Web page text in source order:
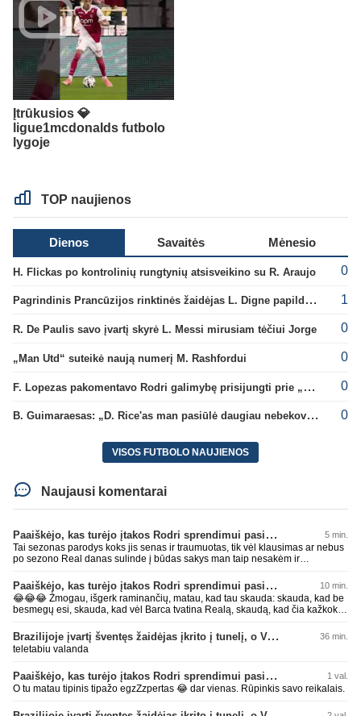
Įtrūkusios 💎
ligue1mcdonalds futbolo
lygoje
TOP naujienos
Dienos Savaitės Mėnesio
H. Flickas po kontrolinių rungtynių atsisveikino su R. Araujo 0
Pagrindinis Prancūzijos rinktinės žaidėjas L. Digne papildė PSG gretas 1
R. De Paulis savo įvartį skyrė L. Messi mirusiam tėčiui Jorge 0
„Man Utd“ suteikė naują numerį M. Rashfordui 0
F. Lopezas pakomentavo Rodri galimybę prisijungti prie „Barcelona“ ekipos 0
B. Guimaraesas: „D. Rice'as man pasiūlė daugiau nebekovoti tarpusavyje“ 0
VISOS FUTBOLO NAUJIENOS
Naujausi komentarai
Paaiškėjo, kas turėjo įtakos Rodri sprendimui pasirinkti Barselonos pusę 5 min.
Tai sezonas parodys koks jis senas ir traumuotas, tik vėl klausimas ar nebus
po sezono Real danas sulinde į būdas sakys man taip nesakėm ir
degraduoja su tais išsivartymais. Gal todėl ir problema, kad tiek pats klubas,
tiek jo fanai begalviai ir užtat titulų badas jau 2 metai iš eilės, žiūrėsim ar ir
trečiam nebus taip. O kiti klubai savo darbus daro, o ne tuščiai čia 💩
palikinėja ant kurių patys paskui paslysta.
Paaiškėjo, kas turėjo įtakos Rodri sprendimui pasirinkti Barselonos pusę 10 min.
😂😂😂 Žmogau, išgerk raminančių, matau, kad tau skauda: skauda, kad be
besmegų esi, skauda, kad vėl Barca tvatina Realą, skaudą, kad čia kažkoks
nepatare ką daryti, pyksti, nes pačio galva tuščia ir toliau mynkai įžeidinėjimų
kortą. Ech, žmogau, žmogau... geriau tu būtųm patylėjelęs. P.S. Taip žinau
kaip veikia AI, todėl ir sugebu jį sudurninti, ne kartą jau tai pavyko. O tu kaip
parašiau faktą. Ant kiek tu be smegenų, wow, žiauriai man gėda už tave.
Sėkmės, bičiuli, matau, kad toliau bus tik drgradavimas pačio, užtenka ir taip
koks blemba skyrtumas.... besmegenų esantis avinas ir bus tik avinas... daug
Brazilijoje įvartį šventęs žaidėjas įkrito į tunelį, o VAR įvartį atšaukė 36 min.
teletabiu valanda
Paaiškėjo, kas turėjo įtakos Rodri sprendimui pasirinkti Barselonos pusę 1 val.
O tu matau tipinis tipažo egzZzpertas 😂 dar vienas. Rūpinkis savo reikalais.